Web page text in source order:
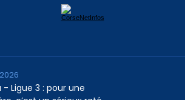
- Ligue 3 : pour une